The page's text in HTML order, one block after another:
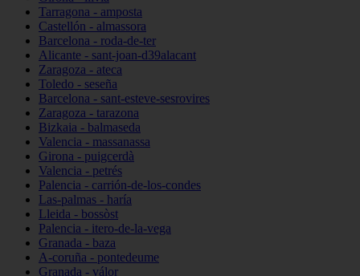
Tarragona - amposta
Castellón - almassora
Barcelona - roda-de-ter
Alicante - sant-joan-d39alacant
Zaragoza - ateca
Toledo - seseña
Barcelona - sant-esteve-sesrovires
Zaragoza - tarazona
Bizkaia - balmaseda
Valencia - massanassa
Girona - puigcerdà
Valencia - petrés
Palencia - carrión-de-los-condes
Las-palmas - haría
Lleida - bossòst
Palencia - itero-de-la-vega
Granada - baza
A-coruña - pontedeume
Granada - válor